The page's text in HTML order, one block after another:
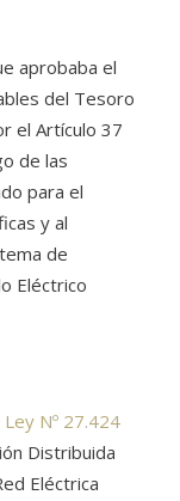
aprobaba el
del Tesoro
el Artículo 37
de las
para el
y al
de
Eléctrico
Ley Nº 27.424
Distribuida
Eléctrica